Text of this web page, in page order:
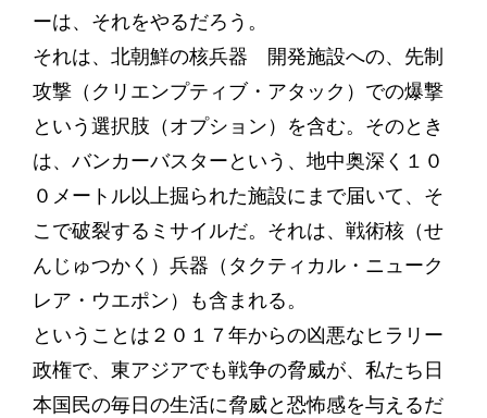
ーは、それをやるだろう。
それは、北朝鮮の核兵器 開発施設への、先制
攻撃（クリエンプティブ・アタック）での爆撃
という選択肢（オプション）を含む。そのとき
は、バンカーバスターという、地中奥深く１０
０メートル以上掘られた施設にまで届いて、そ
こで破裂するミサイルだ。それは、戦術核（せ
んじゅつかく）兵器（タクティカル・ニューク
レア・ウエポン）も含まれる。
ということは２０１７年からの凶悪なヒラリー
政権で、東アジアでも戦争の脅威が、私たち日
本国民の毎日の生活に脅威と恐怖感を与えるだ